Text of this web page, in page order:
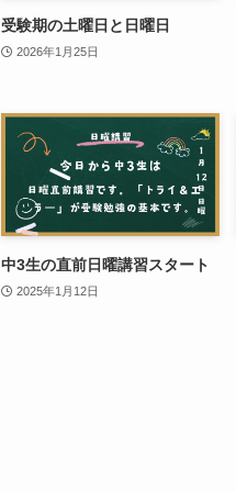
受験期の土曜日と日曜日
2026年1月25日
中3生の直前日曜講習スタート
2025年1月12日